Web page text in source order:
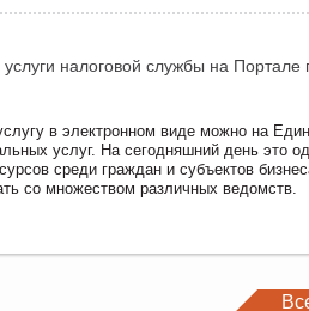
налоговой службы на Портале
в электронном виде можно на
услуг. На сегодняшний день это
среди граждан и субъектов
со множеством различных ведомств.